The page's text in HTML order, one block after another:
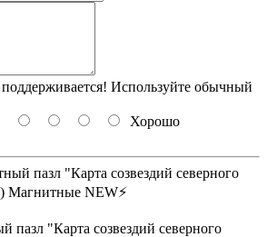
Используйте обычный
Хорошо
пазл "Карта созвездий северного
Магнитные NEW⚡
пазл "Карта созвездий северного